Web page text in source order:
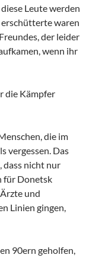
Leute werden
waren
der leider
wenn ihr
die Kämpfer
die im
vergessen. Das
dass nicht nur
für Donetsk
und
Linien gingen,
90ern geholfen,